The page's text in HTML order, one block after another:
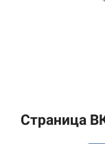
Страница